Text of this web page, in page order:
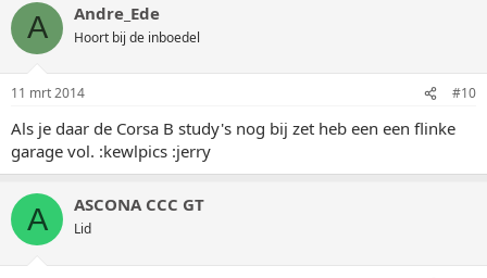
A Andre_Ede
Hoort bij de inboedel
11 mrt 2014 #10
Als je daar de Corsa B study's nog bij zet heb een een flinke
garage vol. :kewlpics :jerry
A ASCONA CCC GT
Lid